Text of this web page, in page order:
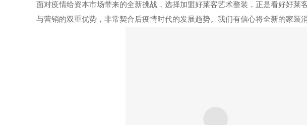
面对疫情给资本市场带来的全新挑战，选择加盟好莱客艺术整装，正是看好好莱
与营销的双重优势，非常契合后疫情时代的发展趋势。我们有信心将全新的家装